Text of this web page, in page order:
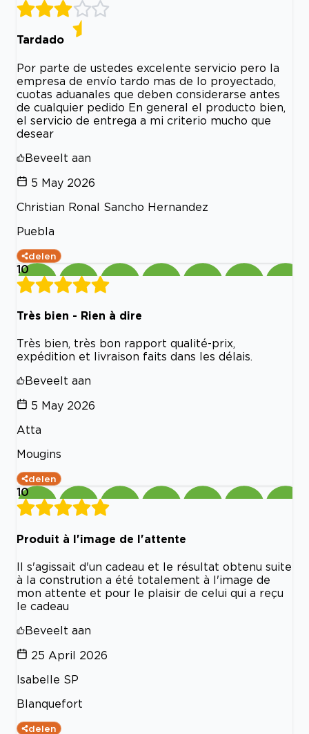
Tardado
Por parte de ustedes excelente servicio pero la
empresa de envío tardo mas de lo proyectado,
cuotas aduanales que deben considerarse antes
de cualquier pedido En general el producto bien,
el servicio de entrega a mi criterio mucho que
desear
Beveelt aan
5 May 2026
Christian Ronal Sancho Hernandez
Puebla
delen
10
Très bien - Rien à dire
Très bien, très bon rapport qualité-prix,
expédition et livraison faits dans les délais.
Beveelt aan
5 May 2026
Atta
Mougins
delen
10
Produit à l'image de l'attente
Il s'agissait d'un cadeau et le résultat obtenu suite
à la constrution a été totalement à l'image de
mon attente et pour le plaisir de celui qui a reçu
le cadeau
Beveelt aan
25 April 2026
Isabelle SP
Blanquefort
delen